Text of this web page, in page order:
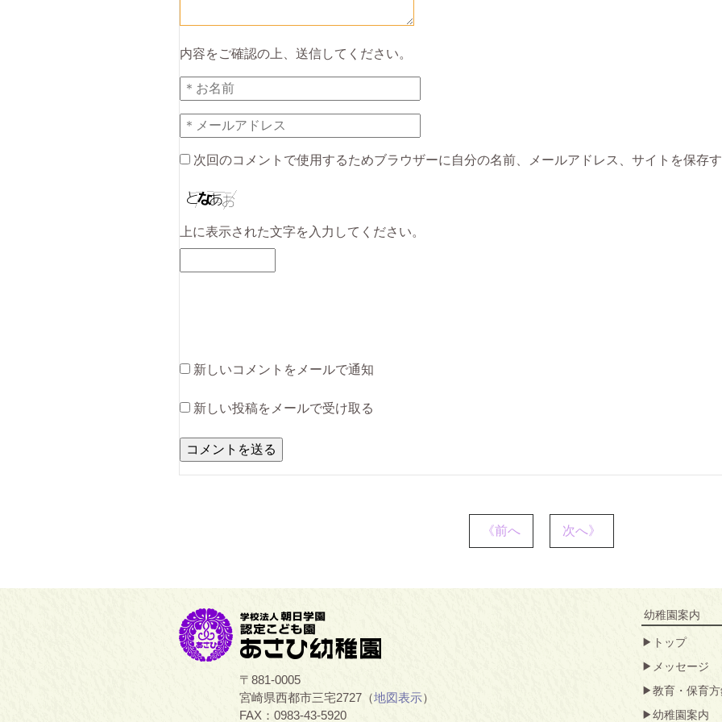
内容をご確認の上、送信してください。
次回のコメントで使用するためブラウザーに自分の名前、メールアドレス、サイトを保存
上に表示された文字を入力してください。
新しいコメントをメールで通知
新しい投稿をメールで受け取る
《前へ 次へ》
〒881-0005
宮崎県西都市三宅2727（地図表示）
FAX：0983-43-5920
幼稚園案内
トップ
メッセージ
教育・保育
幼稚園案内